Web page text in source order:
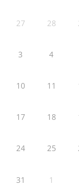
27 28
3 4
10 11
17 18
24 25
31 1